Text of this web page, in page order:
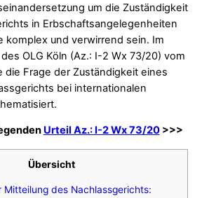
um die Zuständigkeit
in Erbschaftsangelegenheiten
komplex und verwirrend sein. Im
OLG Köln (Az.: I-2 Wx 73/20) vom
die Frage der Zuständigkeit eines
bei internationalen
Urteil Az.: I-2 Wx 73/20>>>
Übersicht
Mitteilung des Nachlassgerichts: